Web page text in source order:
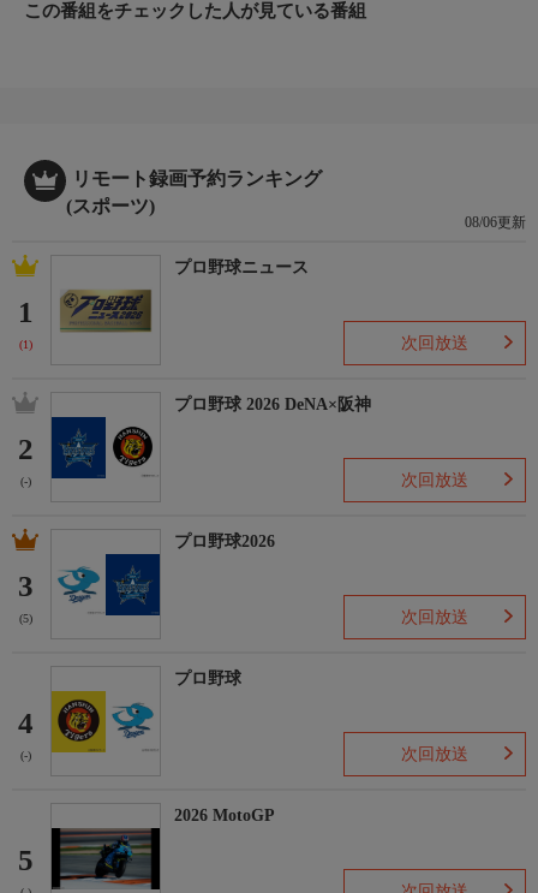
この番組をチェックした人が見ている番組
リモート録画予約ランキング
(スポーツ)
08/06更新
1
(1)
プロ野球ニュース
次回放送
2
(-)
プロ野球 2026 DeNA×阪神
次回放送
3
(5)
プロ野球2026
次回放送
4
(-)
プロ野球
次回放送
5
2026 MotoGP